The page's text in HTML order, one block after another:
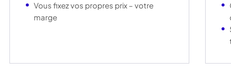
Vous fixez vos propres prix – votre
marge